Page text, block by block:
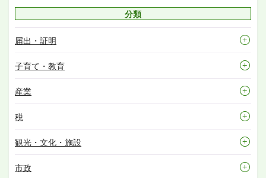
分類
届出・証明
子育て・教育
産業
税
観光・文化・施設
市政